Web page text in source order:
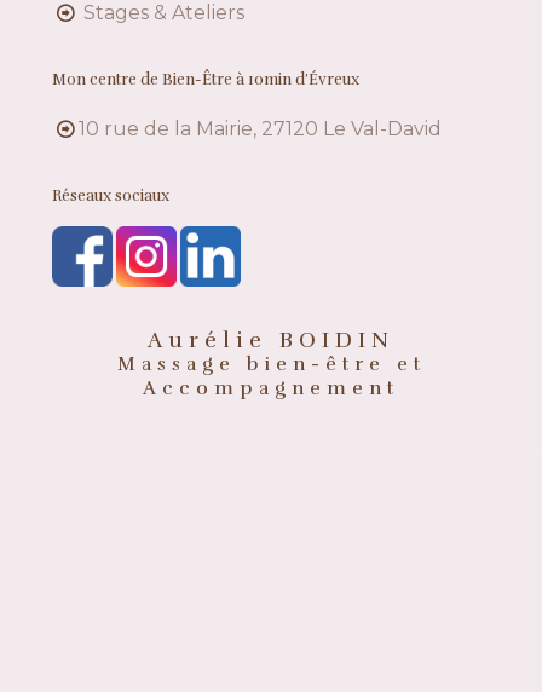
Stages & Ateliers
Mon centre de Bien-Être à 10min d’Évreux
10 rue de la Mairie, 27120 Le Val-David
Réseaux sociaux
Aurélie BOIDIN
Massage bien-être et
Accompagnement